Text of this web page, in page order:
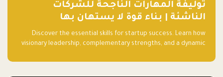
توليفة المهارات الناجحة للشركات
الناشئة | بناء قوة لا يستهان بها
Discover the essential skills for startup success. Learn how
visionary leadership, complementary strengths, and a dynamic
elevate your startup! Follow us @FalakHub